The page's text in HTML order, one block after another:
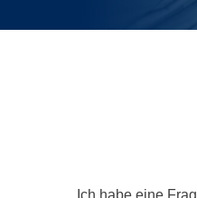
Ich habe eine